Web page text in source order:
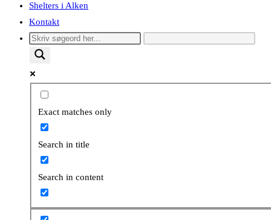
Shelters i Alken
Kontakt
Exact matches only
Search in title
Search in content